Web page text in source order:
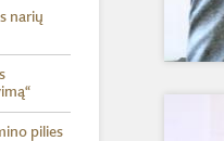
narių
pilies